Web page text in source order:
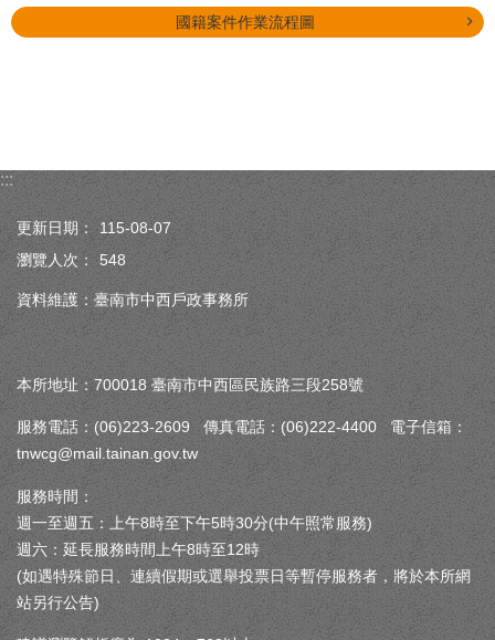
國籍案件作業流程圖
:::
更新日期：
115-08-07
瀏覽人次：
548
資料維護：臺南市中西戶政事務所
本所地址：700018 臺南市中西區民族路三段258號
服務電話：(06)223-2609 傳真電話：(06)222-4400 電子信箱：
tnwcg@mail.tainan.gov.tw
服務時間：
週一至週五：上午8時至下午5時30分(中午照常服務)
週六：延長服務時間上午8時至12時
(如遇特殊節日、連續假期或選舉投票日等暫停服務者，將於本所網
站另行公告)